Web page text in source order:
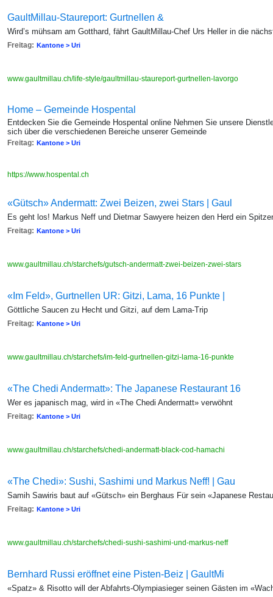
GaultMillau-Staureport: Gurtnellen &
Wird’s mühsam am Gotthard, fährt GaultMillau-Chef Urs Heller in die
Freitag: Kantone > Uri
www.gaultmillau.ch/life-style/gaultmillau-staureport-gurtnellen-lavorgo
Home – Gemeinde Hospental
Entdecken Sie die Gemeinde Hospental online Nehmen Sie unsere
sich über die verschiedenen Bereiche unserer Gemeinde
Freitag: Kantone > Uri
https://www.hospental.ch
«Gütsch» Andermatt: Zwei Beizen, zwei Stars | Gaul
Es geht los! Markus Neff und Dietmar Sawyere heizen den Herd ein
Freitag: Kantone > Uri
www.gaultmillau.ch/starchefs/gutsch-andermatt-zwei-beizen-zwei-stars
«Im Feld», Gurtnellen UR: Gitzi, Lama, 16 Punkte |
Göttliche Saucen zu Hecht und Gitzi, auf dem Lama-Trip
Freitag: Kantone > Uri
www.gaultmillau.ch/starchefs/im-feld-gurtnellen-gitzi-lama-16-punkte
«The Chedi Andermatt»: The Japanese Restaurant 16
Wer es japanisch mag, wird in «The Chedi Andermatt» verwöhnt
Freitag: Kantone > Uri
www.gaultmillau.ch/starchefs/chedi-andermatt-black-cod-hamachi
«The Chedi»: Sushi, Sashimi und Markus Neff! | Gau
Samih Sawiris baut auf «Gütsch» ein Berghaus Für sein «Japanese
Freitag: Kantone > Uri
www.gaultmillau.ch/starchefs/chedi-sushi-sashimi-und-markus-neff
Bernhard Russi eröffnet eine Pisten-Beiz | GaultMi
«Spatz» & Risotto will der Abfahrts-Olympiasieger seinen Gästen im